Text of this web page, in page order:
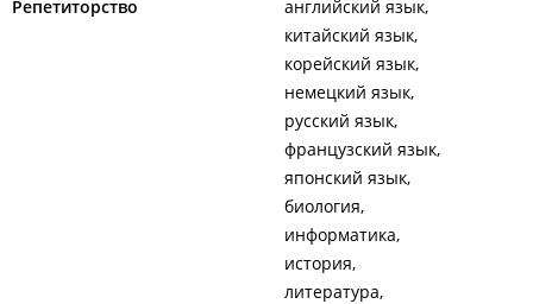
Репетиторство
английский язык
китайский язык
корейский язык
немецкий язык
русский язык
французский язык
японский язык
биология
информатика
история
литература